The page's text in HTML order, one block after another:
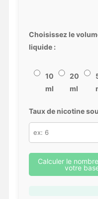
Choisissez le
liquide :
10
ml
20
ml
Taux de nicotine
Calculer le
votre